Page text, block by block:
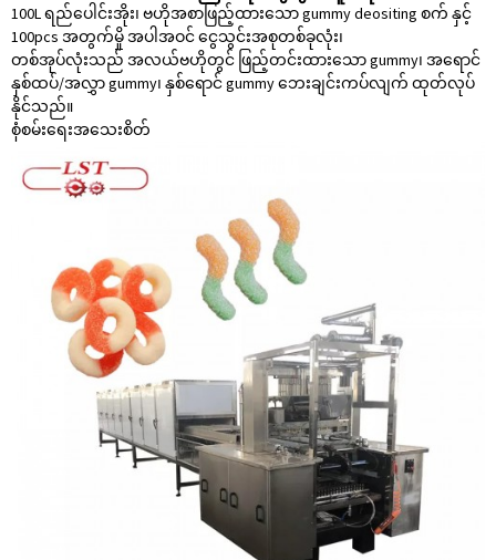
100L ရည်ပေါင်းအိုး၊ ဗဟိုအစာဖြည့်ထားသော gummy deositing စက် နှင့်
100pcs အတွက်မှို အပါအဝင် ငွေသွင်းအစုတစ်ခုလုံး၊
တစ်အုပ်လုံးသည် အလယ်ဗဟိုတွင် ဖြည့်တင်းထားသော gummy၊ အရောင်
နှစ်ထပ်/အလွှာ gummy၊ နှစ်ရောင် gummy ဘေးချင်းကပ်လျက် ထုတ်လုပ်
နိုင်သည်။
စုံစမ်းရေးအသေးစိတ်